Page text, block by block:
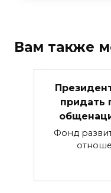
Вам также
придать
Фонд